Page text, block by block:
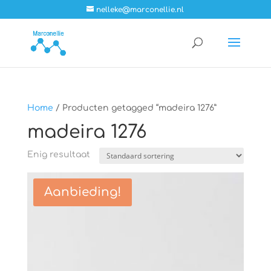
nelleke@marconellie.nl
Home / Producten getagged “madeira 1276”
madeira 1276
Enig resultaat
Aanbieding!